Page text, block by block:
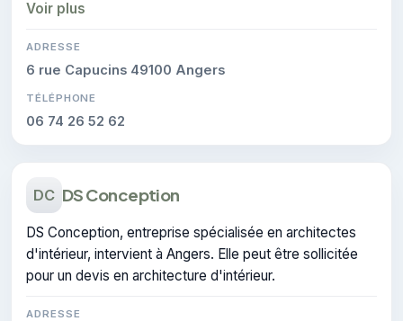
Voir plus
ADRESSE
6 rue Capucins 49100 Angers
TÉLÉPHONE
06 74 26 52 62
DC DS Conception
DS Conception, entreprise spécialisée en architectes
d'intérieur, intervient à Angers. Elle peut être sollicitée
pour un devis en architecture d'intérieur.
ADRESSE